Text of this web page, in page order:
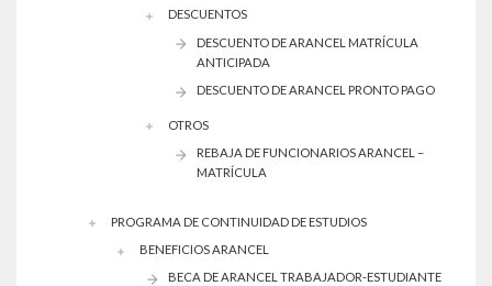
DESCUENTOS
DESCUENTO DE ARANCEL MATRÍCULA
ANTICIPADA
DESCUENTO DE ARANCEL PRONTO PAGO
OTROS
REBAJA DE FUNCIONARIOS ARANCEL –
MATRÍCULA
PROGRAMA DE CONTINUIDAD DE ESTUDIOS
BENEFICIOS ARANCEL
BECA DE ARANCEL TRABAJADOR-ESTUDIANTE